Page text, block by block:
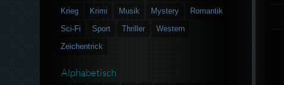
Krieg
Krimi Musik Mystery
Romantik
Sci-Fi
Sport Thriller
Western
Zeichentrick
Alphabetisch